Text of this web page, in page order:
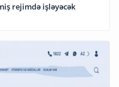
rejimdə işləyəcək